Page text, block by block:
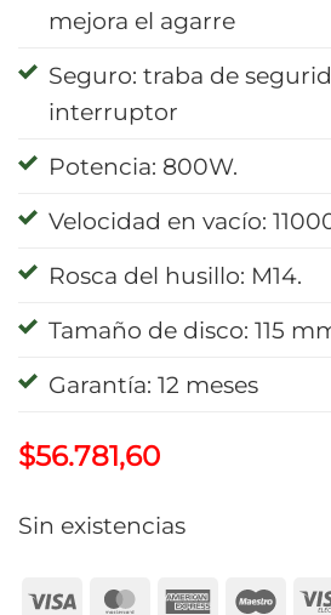
mejora el agarre
Seguro: traba de
interruptor
Potencia: 800W.
Velocidad en vacío:
Rosca del husillo: M14.
Tamaño de disco: 115
Garantía: 12 meses
$56.781,60
Sin existencias
Visa MasterCardAmerican